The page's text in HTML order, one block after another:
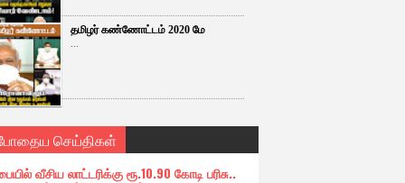
தமிழர் கண்ணோட்டம் 2020 மே
...
செய்திகள்
வீசிய லாட்டரிக்கு ரூ.10.90 கோடி பரிசு..